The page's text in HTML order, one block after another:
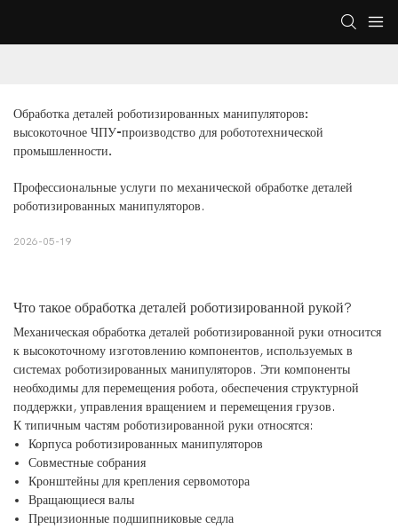
Обработка деталей роботизированных манипуляторов:
высокоточное ЧПУ-производство для робототехнической
промышленности.
Профессиональные услуги по механической обработке деталей
роботизированных манипуляторов.
2026-05-19
Что такое обработка деталей роботизированной рукой?
Механическая обработка деталей роботизированной руки относится
к высокоточному изготовлению компонентов, используемых в
системах роботизированных манипуляторов. Эти компоненты
необходимы для перемещения робота, обеспечения структурной
поддержки, управления вращением и перемещения грузов.
К типичным частям роботизированной руки относятся:
Корпуса роботизированных манипуляторов
Совместные собрания
Кронштейны для крепления сервомотора
Вращающиеся валы
Прецизионные подшипниковые седла